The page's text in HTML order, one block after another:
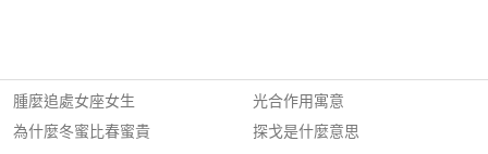
腫麼追處女座女生
為什麼冬蜜比春蜜貴
光合作用寓意
探戈是什麼意思